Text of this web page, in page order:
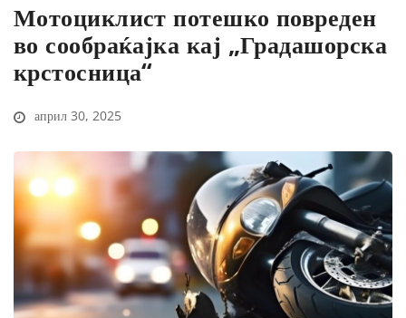
Мотоциклист потешко повреден
во сообраќајка кај „Градашорска
крстосница“
април 30, 2025